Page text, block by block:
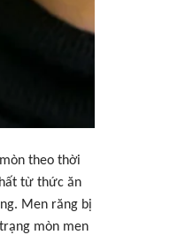
theo thời
từ thức ăn
Men răng bị
mòn men